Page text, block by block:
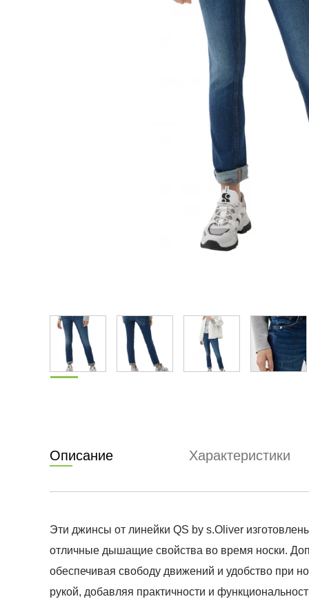
Описание Характеристики
Эти джинсы от линейки QS by s.Oliver
отличные дышащие свойства во время носки.
обеспечивая свободу движений и удобство при
рукой, добавляя практичности и